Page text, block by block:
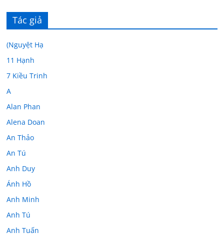
Tác giả
(Nguyệt Hạ
11 Hạnh
7 Kiều Trinh
A
Alan Phan
Alena Doan
An Thảo
An Tú
Anh Duy
Ánh Hồ
Anh Minh
Anh Tú
Anh Tuấn